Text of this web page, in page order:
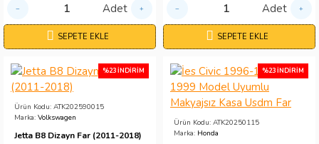
Adet
SEPETE EKLE
Adet
SEPETE EKLE
%23 İNDIRIM
Ürün Kodu: ATK202590015
Marka: Volkswagen
Jetta B8 Dizayn Far (2011-2018)
%23 İNDIRIM
Ürün Kodu: ATK20250115
Marka: Honda